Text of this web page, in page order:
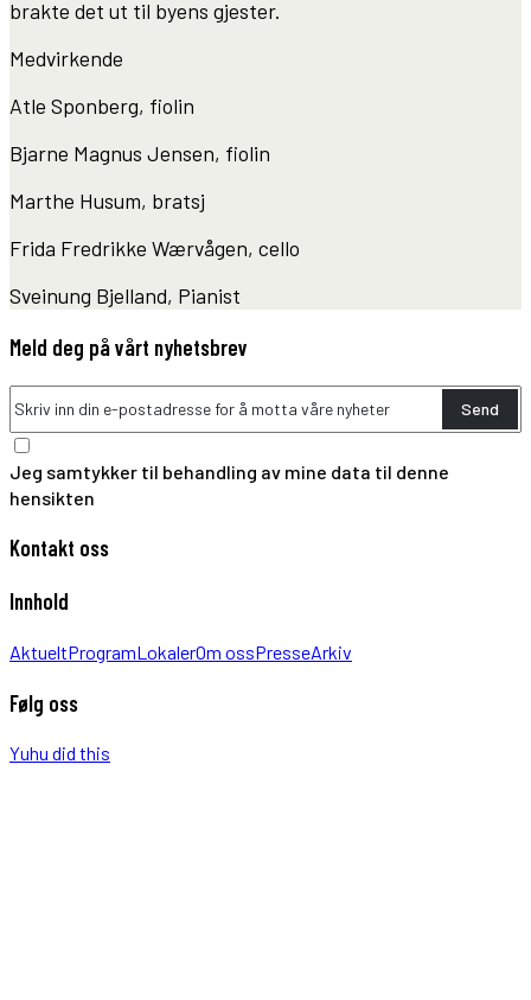
brakte det ut til byens gjester.
Medvirkende
Atle Sponberg, fiolin
Bjarne Magnus Jensen, fiolin
Marthe Husum, bratsj
Frida Fredrikke Wærvågen, cello
Sveinung Bjelland, Pianist
Meld deg på vårt nyhetsbrev
Send
Jeg samtykker til behandling av mine data til denne
hensikten
Kontakt oss
Innhold
AktueltProgramLokalerOm ossPresseArkiv
Følg oss
Yuhu did this